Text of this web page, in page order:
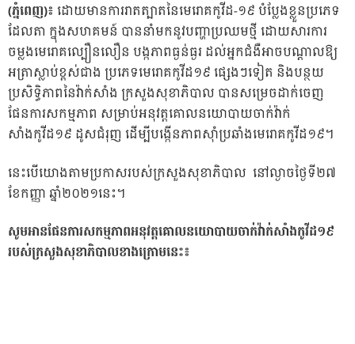
(ភ្នំពេញ)៖ដោយមានការរាតត្បាតនៃមេរោគកូវីដ-១៩ បំប្លែងខ្លួនប្រភេទ
ដែលតា ក្នុងសហគមន៍ បាននាំមកនូវបញ្ហាប្រឈមថ្មី ដោយសារការ
ចម្លងមេរោគល្បឿនលឿន បង្កភាពធ្ងន់ធ្ងរ ដល់អ្នកជំងឺអាចបណ្តាលឱ្យ
អត្រាស្លាប់ខ្ពស់ជាង ប្រភេទមេរោគកូវីដ១៩ ផ្សេងៗទៀត និងបន្ថយ
ប្រសិទ្ធិភាពនៃវ៉ាក់សាំង ក្រសួងសុខាភិបាល បានសម្រេចដាក់ចេញ
ផែនការសកម្មភាព សម្រាប់អនុវត្តគោលនយោបាយចាក់វ៉ាក់
សាំងកូវីដ១៩ ដូសជំរុញ ដើម្បីបង្កើនភាពស៊ាំប្រឆាំងមេរោគកូវីដ១៩។
នេះបើយោងតាមប្រកាសរបស់ក្រសួងសុខាភិបាល នៅល្ងាចថ្ងៃទី២៧
ខែកញ្ញា ឆ្នាំ២០២១នេះ។
សូមអានផែនការសកម្មភាពអនុវត្តគោលនយោបាយចាក់វ៉ាក់សាំងកូវីដ១៩
របស់ក្រសួងសុខាភិបាលខាងក្រោមនេះ៖